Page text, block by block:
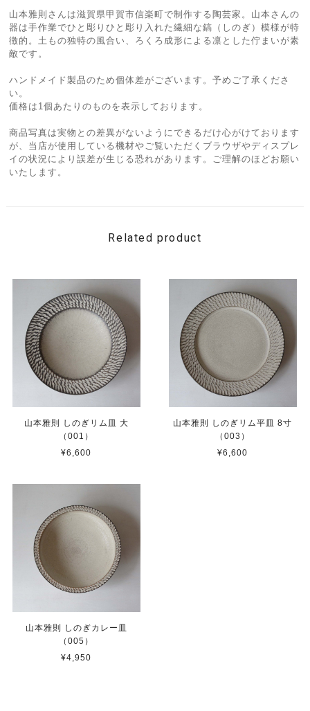
山本雅則さんは滋賀県甲賀市信楽町で制作する陶芸家。山本さんの
器は手作業でひと彫りひと彫り入れた繊細な鎬（しのぎ）模様が特
徴的。土もの独特の風合い、ろくろ成形による凛とした佇まいが素
敵です。
ハンドメイド製品のため個体差がございます。予めご了承くださ
い。
価格は1個あたりのものを表示しております。
商品写真は実物との差異がないようにできるだけ心がけております
が、当店が使用している機材やご覧いただくブラウザやディスプレ
イの状況により誤差が生じる恐れがあります。ご理解のほどお願い
いたします。
Related product
山本雅則 しのぎリム皿 大
（001）
¥6,600
山本雅則 しのぎリム平皿 8寸
（003）
¥6,600
山本雅則 しのぎカレー皿
（005）
¥4,950